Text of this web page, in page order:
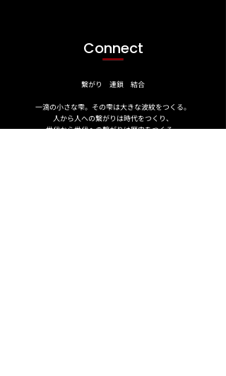
Connect
繋がり 連鎖 結合
一滴の小さな雫。その雫は大きな波紋をつくる。
人から人への繋がりは時代をつくり、
世代から世代への繋がりは歴史をつくる。